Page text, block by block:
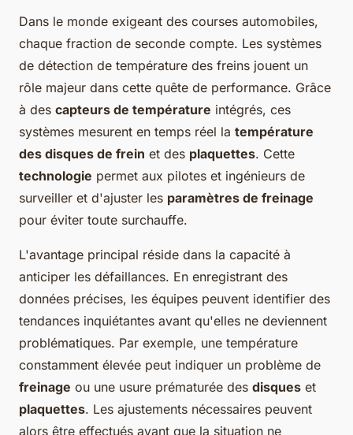
Dans le monde exigeant des courses automobiles,
chaque fraction de seconde compte. Les systèmes
de détection de température des freins jouent un
rôle majeur dans cette quête de performance. Grâce
à des capteurs de température intégrés, ces
systèmes mesurent en temps réel la température
des disques de frein et des plaquettes. Cette
technologie permet aux pilotes et ingénieurs de
surveiller et d'ajuster les paramètres de freinage
pour éviter toute surchauffe.
L'avantage principal réside dans la capacité à
anticiper les défaillances. En enregistrant des
données précises, les équipes peuvent identifier des
tendances inquiétantes avant qu'elles ne deviennent
problématiques. Par exemple, une température
constamment élevée peut indiquer un problème de
freinage ou une usure prématurée des disques et
plaquettes. Les ajustements nécessaires peuvent
alors être effectués avant que la situation ne